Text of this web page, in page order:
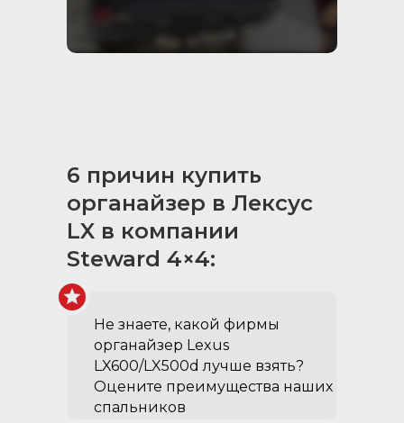
в ящиках, один в отсеке на
газовых упорах
создан для перекуса в
ящик:
Ламинированная фанера
6 причин купить
органайзер в Лексус
LX в компании
Steward 4×4:
Не знаете, какой фирмы
органайзер Lexus
LX600/LX500d лучше взять?
Оцените преимущества наших
спальников